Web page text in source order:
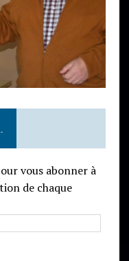
vous abonner à
de chaque